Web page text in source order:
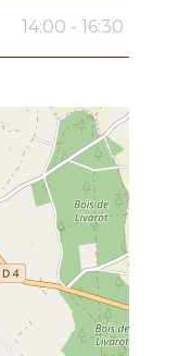
14:00 - 16:30